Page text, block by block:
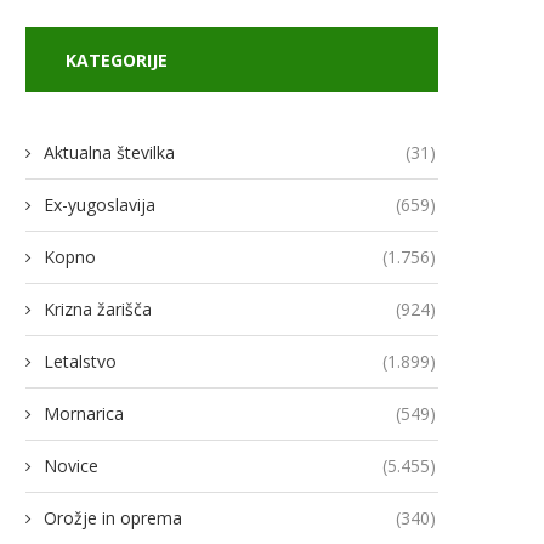
KATEGORIJE
Aktualna številka (31)
Ex-yugoslavija (659)
Kopno (1.756)
Krizna žarišča (924)
Letalstvo (1.899)
Mornarica (549)
Novice (5.455)
Orožje in oprema (340)